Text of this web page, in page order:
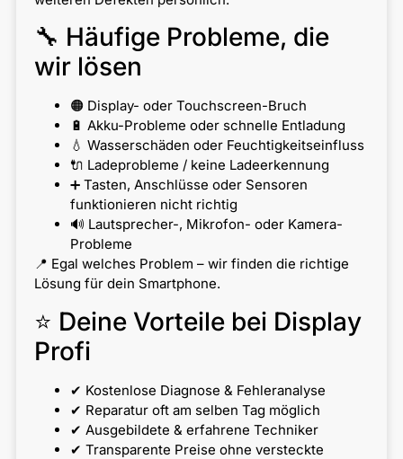
🔧 Häufige Probleme, die
wir lösen
🟠 Display- oder Touchscreen-Bruch
🔋 Akku-Probleme oder schnelle Entladung
💧 Wasserschäden oder Feuchtigkeitseinfluss
🔌 Ladeprobleme / keine Ladeerkennung
➕ Tasten, Anschlüsse oder Sensoren
funktionieren nicht richtig
🔊 Lautsprecher-, Mikrofon- oder Kamera-
Probleme
📍 Egal welches Problem – wir finden die richtige
Lösung für dein Smartphone.
⭐ Deine Vorteile bei Display
Profi
✔ Kostenlose Diagnose & Fehleranalyse
✔ Reparatur oft am selben Tag möglich
✔ Ausgebildete & erfahrene Techniker
✔ Transparente Preise ohne versteckte